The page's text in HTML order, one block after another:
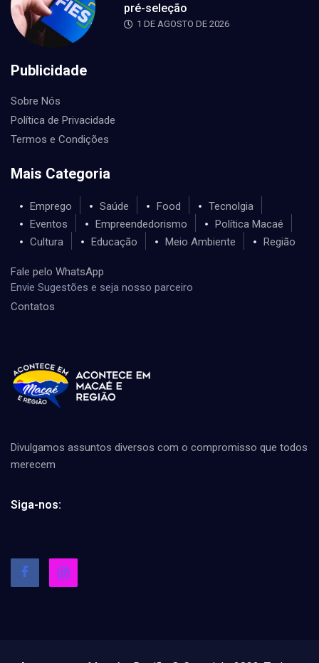
pré-seleção
1 DE AGOSTO DE 2026
Publicidade
Sobre Nós
Política de Privacidade
Termos e Condições
Mais Categoria
Emprego Saúde Food
Tecnolgia
Eventos
Empreendedorismo
Política Macaé
Cultura
Educação Meio Ambiente Região
Fale pelo WhatsApp
Envie Sugestões e seja nosso parceiro
Contatos
Divulgamos assuntos diversos com o compromisso que todos
merecem
Siga-nos: